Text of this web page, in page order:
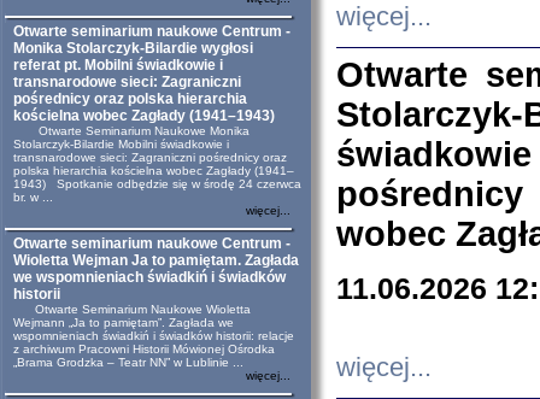
Otwarte seminarium naukowe Centrum -
Monika Stolarczyk-Bilardie wygłosi
referat pt. Mobilni świadkowie i
transnarodowe sieci: Zagraniczni
pośrednicy oraz polska hierarchia
kościelna wobec Zagłady (1941–1943)
Otwarte Seminarium Naukowe Monika
Stolarczyk-Bilardie Mobilni świadkowie i
transnarodowe sieci: Zagraniczni pośrednicy oraz
polska hierarchia kościelna wobec Zagłady (1941–
1943) Spotkanie odbędzie się w środę 24 czerwca
br. w ...
więcej...
Otwarte seminarium naukowe Centrum -
Wioletta Wejman Ja to pamiętam. Zagłada
we wspomnieniach świadkiń i świadków
historii
Otwarte Seminarium Naukowe Wioletta
Wejmann „Ja to pamiętam”. Zagłada we
wspomnieniach świadkiń i świadków historii: relacje
z archiwum Pracowni Historii Mówionej Ośrodka
„Brama Grodzka – Teatr NN” w Lublinie ...
więcej...
więcej...
Otwarte
wobec
11.06.2026
więcej...